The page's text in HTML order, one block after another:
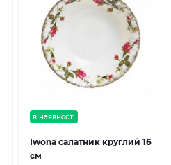
в наявності
Iwona салатник круглий 16
см